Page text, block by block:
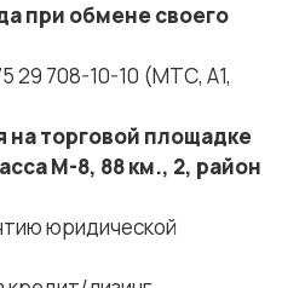
при обмене своего
29 708-10-10 (МТС, A1,
торговой площадке
М-8, 88 км., 2, район
юридической